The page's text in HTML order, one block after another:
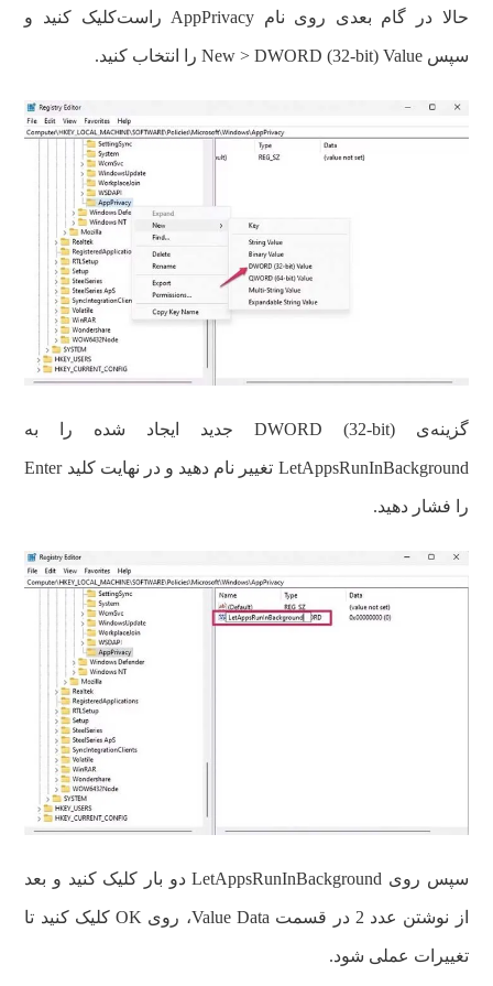
حالا در گام بعدی روی نام AppPrivacy راست‌کلیک کنید و
سپس New > DWORD (32-bit) Value را انتخاب کنید.
گزینه‌ی DWORD (32-bit) جدید ایجاد شده را به
LetAppsRunInBackground تغییر نام دهید و در نهایت کلید Enter
را فشار دهید.
سپس روی LetAppsRunInBackground دو بار کلیک کنید و بعد
از نوشتن عدد 2 در قسمت Value Data، روی OK کلیک کنید تا
تغییرات عملی شود.